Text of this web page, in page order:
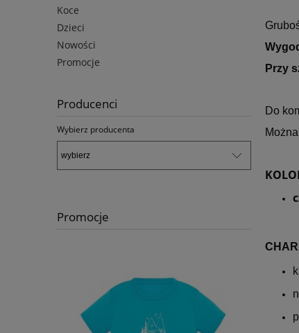
Koce
Dzieci
Nowości
Promocje
Producenci
Wybierz producenta
Promocje
Przy
Do